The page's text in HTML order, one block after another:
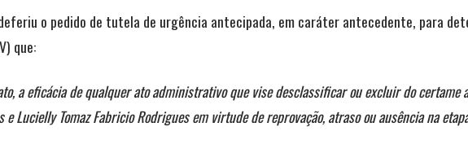
o pedido de tutela de urgência antecipada, em caráter antecedente, para
que:
a eficácia de qualquer ato administrativo que vise desclassificar ou excluir do certame
e Lucielly Tomaz Fabricio Rodrigues em virtude de reprovação, atraso ou ausência na